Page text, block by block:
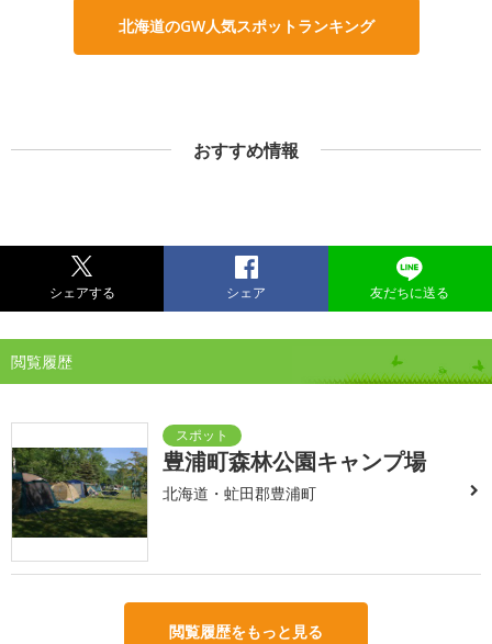
北海道のGW人気スポットランキング
おすすめ情報
シェアする シェア 友だちに送る
閲覧履歴
豊浦町森林公園キャンプ場
北海道・虻田郡豊浦町
閲覧履歴をもっと見る